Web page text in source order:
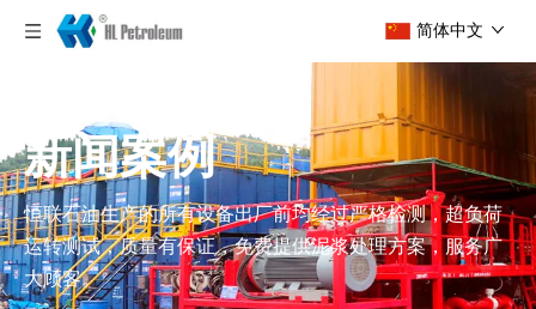
简体中文
新闻案例
恒联石油生产的所有设备出厂前均经过严格检测，超负荷
运转测试，质量有保证，免费提供泥浆处理方案，服务广
大顾客。